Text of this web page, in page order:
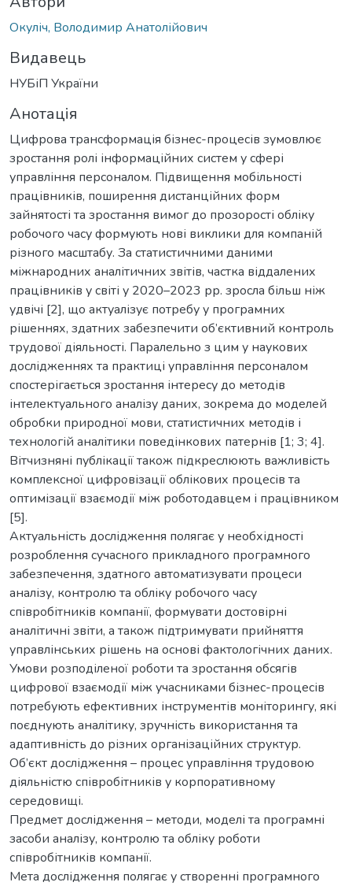
Окуліч, Володимир Анатолійович
Видавець
НУБіП України
Анотація
Цифрова трансформація бізнес-процесів зумовлює
зростання ролі інформаційних систем у сфері
управління персоналом. Підвищення мобільності
працівників, поширення дистанційних форм
зайнятості та зростання вимог до прозорості обліку
робочого часу формують нові виклики для компаній
різного масштабу. За статистичними даними
міжнародних аналітичних звітів, частка віддалених
працівників у світі у 2020–2023 рр. зросла більш ніж
удвічі [2], що актуалізує потребу у програмних
рішеннях, здатних забезпечити об’єктивний контроль
трудової діяльності. Паралельно з цим у наукових
дослідженнях та практиці управління персоналом
спостерігається зростання інтересу до методів
інтелектуального аналізу даних, зокрема до моделей
обробки природної мови, статистичних методів і
технологій аналітики поведінкових патернів [1; 3; 4].
Вітчизняні публікації також підкреслюють важливість
комплексної цифровізації облікових процесів та
оптимізації взаємодії між роботодавцем і працівником
[5].
Актуальність дослідження полягає у необхідності
розроблення сучасного прикладного програмного
забезпечення, здатного автоматизувати процеси
аналізу, контролю та обліку робочого часу
співробітників компанії, формувати достовірні
аналітичні звіти, а також підтримувати прийняття
управлінських рішень на основі фактологічних даних.
Умови розподіленої роботи та зростання обсягів
цифрової взаємодії між учасниками бізнес-процесів
потребують ефективних інструментів моніторингу, які
поєднують аналітику, зручність використання та
адаптивність до різних організаційних структур.
Об’єкт дослідження – процес управління трудовою
діяльністю співробітників у корпоративному
середовищі.
Предмет дослідження – методи, моделі та програмні
засоби аналізу, контролю та обліку роботи
співробітників компанії.
Мета дослідження полягає у створенні програмного